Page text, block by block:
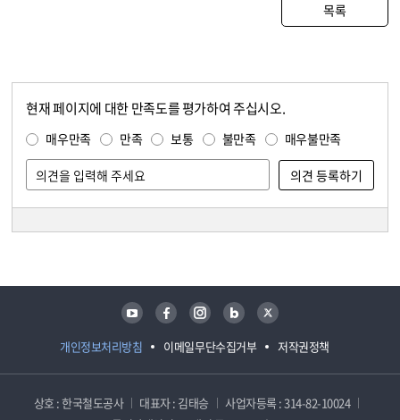
목록
현재 페이지에 대한 만족도를 평가하여 주십시오.
매우만족 만족 보통 불만족 매우불만족
개인정보처리방침 이메일무단수집거부 저작권정책
유튜브 페이스북 인스타그램 블로그 트위터
상호 : 한국철도공사 대표자 : 김태승
사업자등록 : 314-82-10024